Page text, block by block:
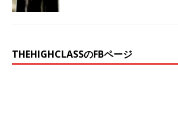
THEHIGHCLASSのFBページ